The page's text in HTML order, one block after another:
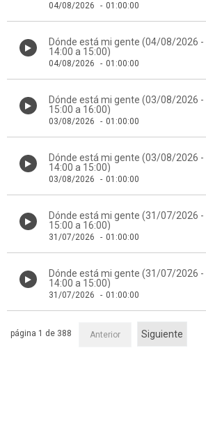
04/08/2026 - 01:00:00
Dónde está mi gente (04/08/2026 -
14:00 a 15:00)
04/08/2026 - 01:00:00
Dónde está mi gente (03/08/2026 -
15:00 a 16:00)
03/08/2026 - 01:00:00
Dónde está mi gente (03/08/2026 -
14:00 a 15:00)
03/08/2026 - 01:00:00
Dónde está mi gente (31/07/2026 -
15:00 a 16:00)
31/07/2026 - 01:00:00
Dónde está mi gente (31/07/2026 -
14:00 a 15:00)
31/07/2026 - 01:00:00
Anterior Siguiente
página 1 de 388